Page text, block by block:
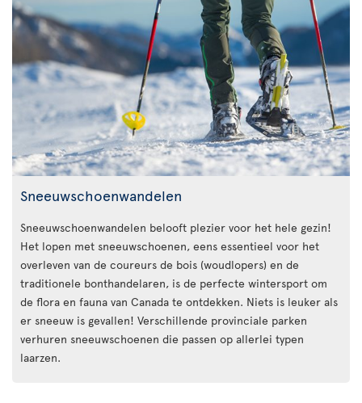
Sneeuwschoenwandelen
Sneeuwschoenwandelen belooft plezier voor het hele gezin!
Het lopen met sneeuwschoenen, eens essentieel voor het
overleven van de coureurs de bois (woudlopers) en de
traditionele bonthandelaren, is de perfecte wintersport om
de flora en fauna van Canada te ontdekken. Niets is leuker als
er sneeuw is gevallen! Verschillende provinciale parken
verhuren sneeuwschoenen die passen op allerlei typen
laarzen.